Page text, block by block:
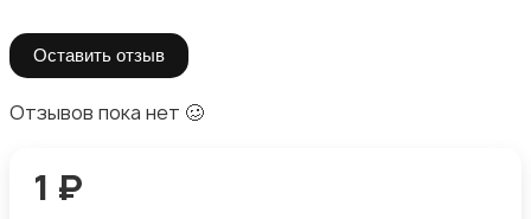
Оставить отзыв
Отзывов пока нет 🥴
1 ₽